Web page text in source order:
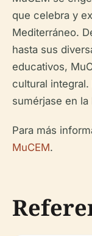
que celebra y
Mediterráneo.
hasta sus
educativos,
cultural
sumérjase en
Para más
MuCEM.